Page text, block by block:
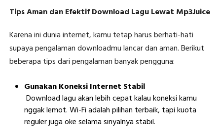
Tips Aman dan Efektif Download Lagu Lewat Mp3Juice
Karena ini dunia internet, kamu tetap harus berhati-hati
supaya pengalaman downloadmu lancar dan aman. Berikut
beberapa tips dari pengalaman banyak pengguna:
Gunakan Koneksi Internet Stabil
Download lagu akan lebih cepat kalau koneksi kamu
nggak lemot. Wi-Fi adalah pilihan terbaik, tapi kuota
reguler juga oke selama sinyalnya stabil.